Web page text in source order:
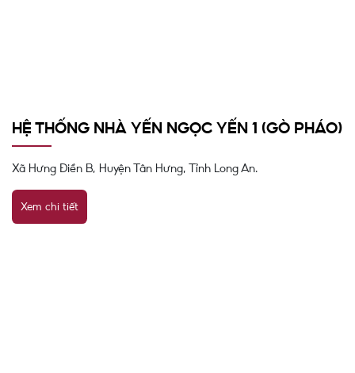
HỆ THỐNG NHÀ YẾN NGỌC YẾN 1 (GÒ PHÁO)
Xã Hưng Điền B, Huyện Tân Hưng, Tỉnh Long An.
Xem chi tiết